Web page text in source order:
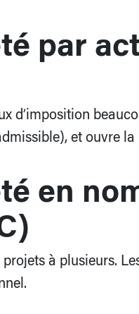
par
d’imposition
et ouvre
en
à plusieurs.